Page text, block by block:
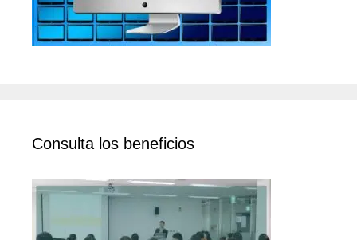
Consulta los beneficios